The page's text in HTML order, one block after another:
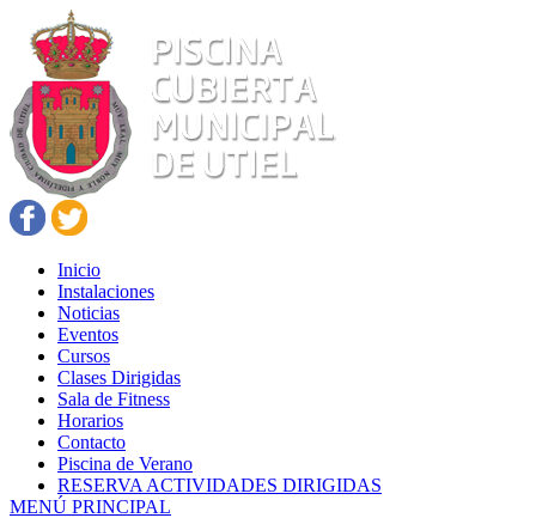
Inicio
Instalaciones
Noticias
Eventos
Cursos
Clases Dirigidas
Sala de Fitness
Horarios
Contacto
Piscina de Verano
RESERVA ACTIVIDADES DIRIGIDAS
MENÚ PRINCIPAL